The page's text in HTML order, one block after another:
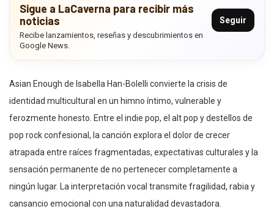
Sigue a LaCaverna para recibir más
noticias
Recibe lanzamientos, reseñas y descubrimientos en
Google News.
Seguir
Asian Enough de Isabella Han-Bolelli convierte la crisis de
identidad multicultural en un himno íntimo, vulnerable y
ferozmente honesto. Entre el indie pop, el alt pop y destellos de
pop rock confesional, la canción explora el dolor de crecer
atrapada entre raíces fragmentadas, expectativas culturales y la
sensación permanente de no pertenecer completamente a
ningún lugar. La interpretación vocal transmite fragilidad, rabia y
cansancio emocional con una naturalidad devastadora.